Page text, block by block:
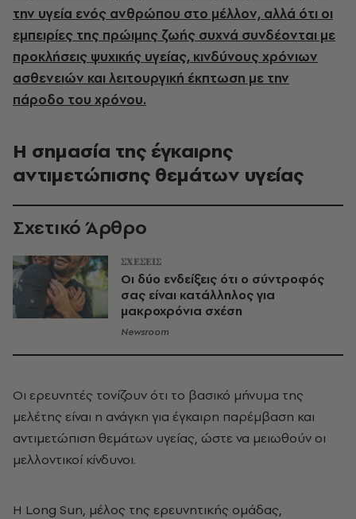
την υγεία ενός ανθρώπου στο μέλλον, αλλά ότι οι
εμπειρίες της πρώιμης ζωής συχνά συνδέονται με
προκλήσεις ψυχικής υγείας, κινδύνους χρόνιων
ασθενειών και λειτουργική έκπτωση με την
πάροδο του χρόνου.
Η σημασία της έγκαιρης
αντιμετώπισης θεμάτων υγείας
Σχετικό Άρθρο
ΣΧΕΣΕΙΣ
Οι δύο ενδείξεις ότι ο σύντροφός
σας είναι κατάλληλος για
μακροχρόνια σχέση
Newsroom
Οι ερευνητές τονίζουν ότι το βασικό μήνυμα της
μελέτης είναι η ανάγκη για έγκαιρη παρέμβαση και
αντιμετώπιση θεμάτων υγείας, ώστε να μειωθούν οι
μελλοντικοί κίνδυνοι.
Η Long Sun, μέλος της ερευνητικής ομάδας,